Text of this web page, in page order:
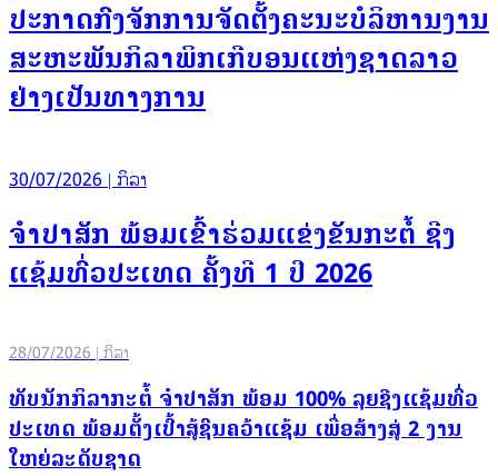
ປະກາດກົງຈັກການຈັດຕັ້ງຄະນະບໍລິຫານງານ
ສະຫະພັນກິລາພິກເກີບອນແຫ່ງຊາດລາວ
ຢ່າງເປັນທາງການ
30/07/2026 | ກິລາ
ຈຳປາສັກ ພ້ອມເຂົ້າຮ່ວມແຂ່ງຂັນກະຕໍ້ ຊີງ
ແຊ້ມທົ່ວປະເທດ ຄັ້ງທີ 1 ປີ 2026
28/07/2026 | ກິລາ
ທັບນັກກິລາກະຕໍ້ ຈຳປາສັກ ພ້ອມ 100% ລຸຍຊີງແຊ້ມທົ່ວ
ປະເທດ ພ້ອມຕັ້ງເປົ້າສູ້ຊົນຄວ້າແຊ້ມ ເພື່ອສ້າງສູ່ 2 ງານ
ໃຫຍ່ລະດັບຊາດ